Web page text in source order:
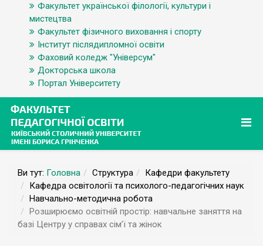
Факультет української філології, культури і
мистецтва
Факультет фізичного виховання і спорту
Інститут післядипломної освіти
Фаховий коледж "Універсум"
Докторська школа
Портал Університету
Ви тут: Головна Структура
Кафедри факультету
Кафедра освітології та психолого-педагогічних наук
Навчально-методична робота
Розширюємо освітній простір: навчальне заняття на
базі Центру у справах сім’ї та жінок